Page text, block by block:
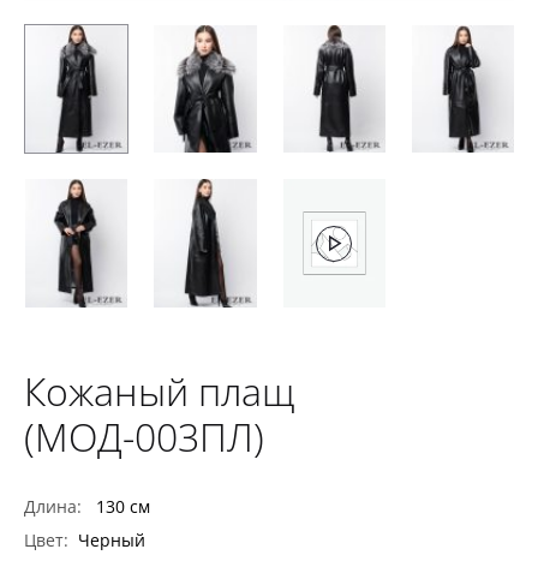
Кожаный плащ
(МОД-003ПЛ)
Длина: 130 см
Цвет: Черный